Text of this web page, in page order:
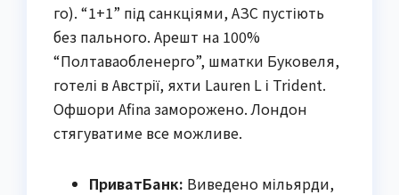
го). “1+1” під санкціями, АЗС пустіють
без пального. Арешт на 100%
“Полтаваобленерго”, шматки Буковеля,
готелі в Австрії, яхти Lauren L і Trident.
Офшори Afina заморожено. Лондон
стягуватиме все можливе.
ПриватБанк: Виведено мільярди,